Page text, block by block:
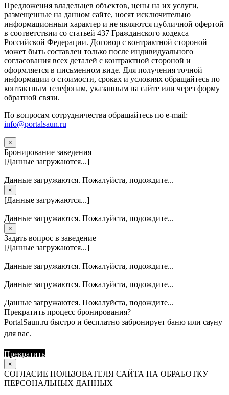
Предложения владельцев объектов, цены на их услуги,
размещенные на данном сайте, носят исключительно
информационныи характер и не являются публичной офертой
в соответствии со статьей 437 Гражданского кодекса
Российской Федерации. Договор с контрактной стороной
может быть составлен только после индивидуального
согласования всех деталей с контрактной стороной и
оформляется в письменном виде. Для получения точной
информации о стоимости, сроках и условиях обращайтесь по
контактным телефонам, указанным на сайте или через форму
обратной связи.
По вопросам сотрудничества обращайтесь по e-mail:
info@portalsaun.ru
×
Бронирование заведения
[Данные загружаются...]
Данные загружаются. Пожалуйста, подождите...
×
[Данные загружаются...]
Данные загружаются. Пожалуйста, подождите...
×
Задать вопрос в заведение
[Данные загружаются...]
Данные загружаются. Пожалуйста, подождите...
Данные загружаются. Пожалуйста, подождите...
Данные загружаются. Пожалуйста, подождите...
Прекратить процесс бронирования?
PortalSaun.ru быстро и бесплатно забронирует баню или сауну
для вас.
Прекратить
×
СОГЛАСИЕ ПОЛЬЗОВАТЕЛЯ САЙТА НА ОБРАБОТКУ
ПЕРСОНАЛЬНЫХ ДАННЫХ